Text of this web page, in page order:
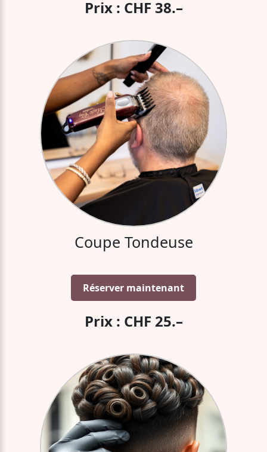
Prix : CHF 38.–
Coupe Tondeuse
Réserver maintenant
Prix : CHF 25.–